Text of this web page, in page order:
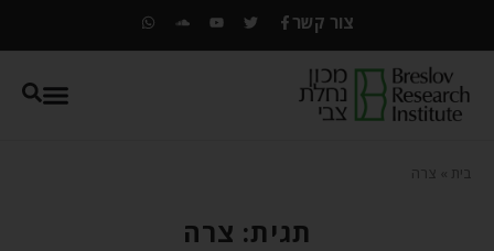
צור קשר
בית צרה
תגית: צרה